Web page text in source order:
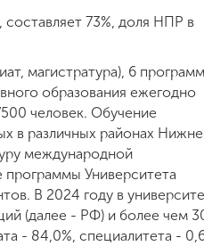
73%, доля НПР в
магистратура), 6 программ
образования ежегодно
человек. Обучение
в различных районах
международной
Университета
В 2024 году в
(далее - РФ) и более чем
- 84,0%, специалитета -